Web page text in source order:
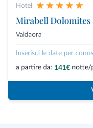
Hotel
Valdaora
Inserisci le date per
a partire da: 141€ notte/